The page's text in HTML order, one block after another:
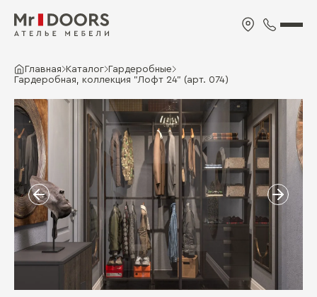
Главная Каталог Гардеробные
Гардеробная, коллекция "Лофт 24" (арт. 074)